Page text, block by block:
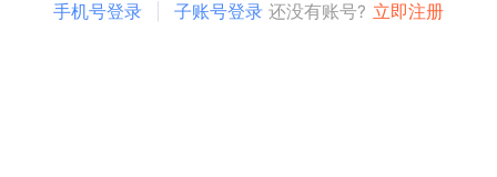
手机号登录 子账号登录 还没有账号? 立即注册